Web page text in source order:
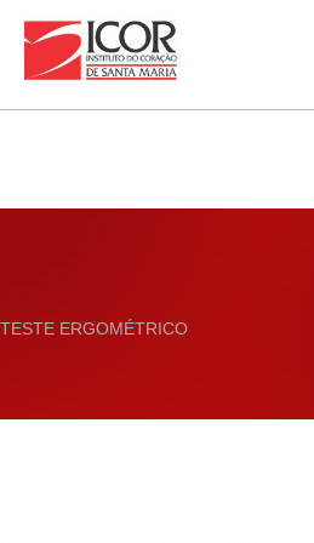
TESTE ERGOMÉTRICO